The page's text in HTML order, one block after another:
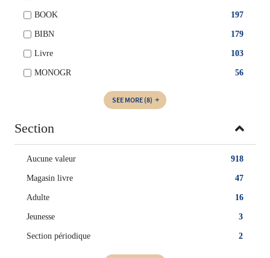
197
BOOK
179
BIBN
103
Livre
56
MONOGR
SEE MORE (8)
Section
918
Aucune valeur
47
Magasin livre
16
Adulte
3
Jeunesse
2
Section périodique